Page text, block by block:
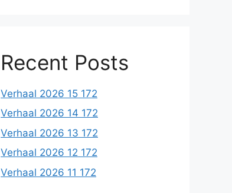
Recent Posts
Verhaal 2026 15 172
Verhaal 2026 14 172
Verhaal 2026 13 172
Verhaal 2026 12 172
Verhaal 2026 11 172